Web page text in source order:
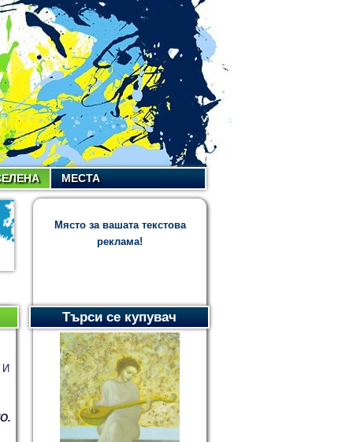
МЕСТА
Място за вашата текстова
реклама!
Търси се купувач